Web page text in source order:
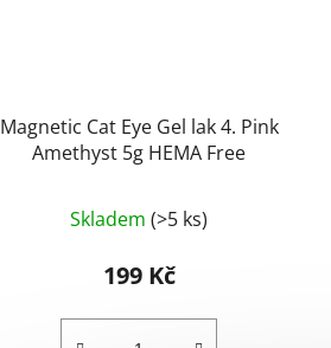
Magnetic Cat Eye Gel lak 4. Pink
Amethyst 5g HEMA Free
Skladem(>5 ks)
199 Kč